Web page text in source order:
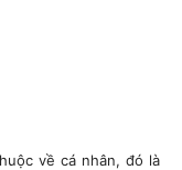
về cá nhân, đó là